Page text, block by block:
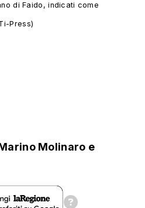
di Faido, indicati come
Press)
Molinaro e